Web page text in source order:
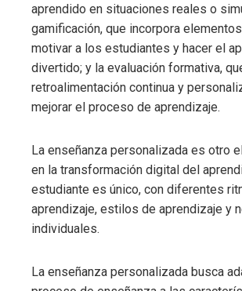
aprendido en situaciones reales o
gamificación, que incorpora
motivar a los estudiantes y hacer el
divertido; y la evaluación formativa,
retroalimentación continua y
mejorar el proceso de aprendizaje.
La enseñanza personalizada es otro
en la transformación digital del
estudiante es único, con diferentes
aprendizaje, estilos de aprendizaje y
individuales.
La enseñanza personalizada busca